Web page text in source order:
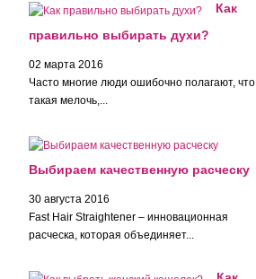
Как
правильно выбирать духи?
02 марта 2016
Часто многие люди ошибочно полагают, что
такая мелочь,...
Выбираем качественную расческу
30 августа 2016
Fast Hair Straightener – инновационная
расческа, которая объединяет...